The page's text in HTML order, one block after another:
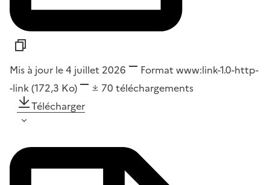
Mis à jour le 4 juillet 2026 Format www:link-1.0-http-
-link (172,3 Ko) 70 téléchargements
Télécharger